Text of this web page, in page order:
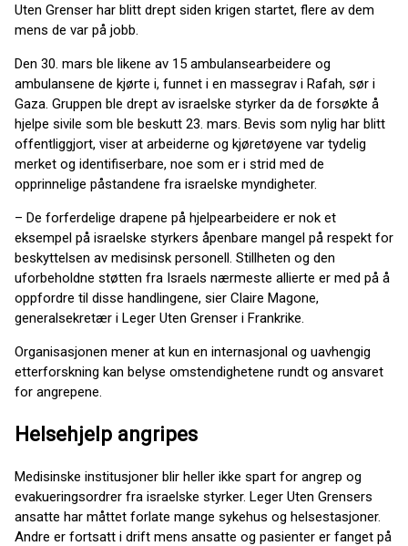
Uten Grenser har blitt drept siden krigen startet, flere av dem
mens de var på jobb.
Den 30. mars ble likene av 15 ambulansearbeidere og
ambulansene de kjørte i, funnet i en massegrav i Rafah, sør i
Gaza. Gruppen ble drept av israelske styrker da de forsøkte å
hjelpe sivile som ble beskutt 23. mars. Bevis som nylig har blitt
offentliggjort, viser at arbeiderne og kjøretøyene var tydelig
merket og identifiserbare, noe som er i strid med de
opprinnelige påstandene fra israelske myndigheter.
– De forferdelige drapene på hjelpearbeidere er nok et
eksempel på israelske styrkers åpenbare mangel på respekt for
beskyttelsen av medisinsk personell. Stillheten og den
uforbeholdne støtten fra Israels nærmeste allierte er med på å
oppfordre til disse handlingene, sier Claire Magone,
generalsekretær i Leger Uten Grenser i Frankrike.
Organisasjonen mener at kun en internasjonal og uavhengig
etterforskning kan belyse omstendighetene rundt og ansvaret
for angrepene.
Helsehjelp angripes
Medisinske institusjoner blir heller ikke spart for angrep og
evakueringsordrer fra israelske styrker. Leger Uten Grensers
ansatte har måttet forlate mange sykehus og helsestasjoner.
Andre er fortsatt i drift mens ansatte og pasienter er fanget på